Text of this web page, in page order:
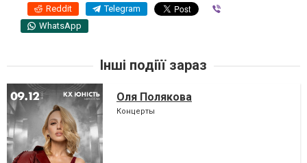
Reddit Telegram
WhatsApp
Інші подіїї зараз
Оля Полякова
Концерты